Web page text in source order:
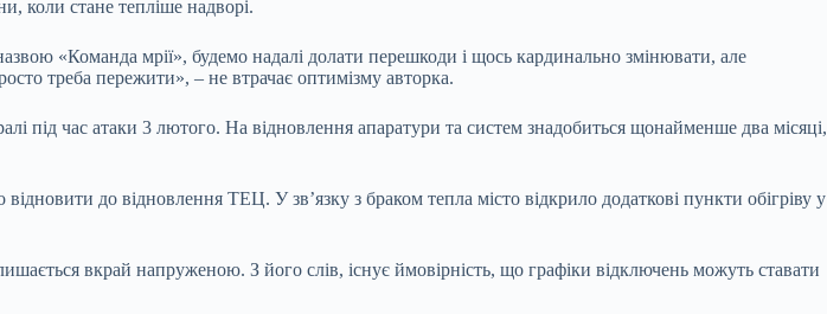
коли стане тепліше надворі.
«Команда мрії», будемо надалі долати перешкоди і щось кардинально змінювати, але
треба пережити», – не втрачає оптимізму авторка.
під час атаки 3 лютого. На відновлення апаратури та систем знадобиться щонайменше два місяці,
до відновлення ТЕЦ. У зв’язку з браком тепла місто відкрило додаткові пункти обігріву у
вкрай напруженою. З його слів, існує ймовірність, що графіки відключень можуть ставати